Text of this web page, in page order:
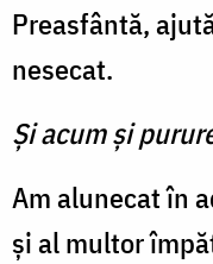
Preasfântă,
nesecat.
Și acum și
Am alunecat în
și al multor